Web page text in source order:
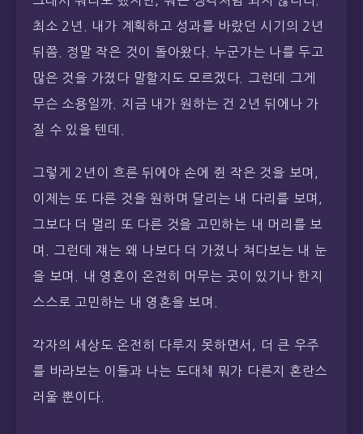
최소 2년. 내가 계획하고 성과를 바랐던 시기의 2년
뒤쯤. 정말 작은 것이 돌아왔다. 누군가는 나를 두고
많은 것을 가졌다 말할지도 모르겠다. 그런데 그게
무슨 소용일까. 지금 내가 원하는 건 2년 뒤에나 가
질 수 있을 텐데.
그렇게 2년이 흐른 뒤에야 손에 쥔 작은 것을 보며,
이제는 또 다른 것을 원하며 달리는 내 다리를 보며,
그보다 더 멀리 또 다른 것을 고민하는 내 머리를 보
며. 그런데 쟤는 왜 나보다 더 가졌나 쳐다보는 내 눈
을 보며. 내 영혼이 온전히 머무는 곳이 있기나 한지
스스로 고민하는 내 영혼을 보며.
각자의 세상도 온전히 다루지 못하면서, 더 큰 우주
를 바라보는 이들과 나는 도대체 뭐가 다른지 혼란스
러울 뿐이다.